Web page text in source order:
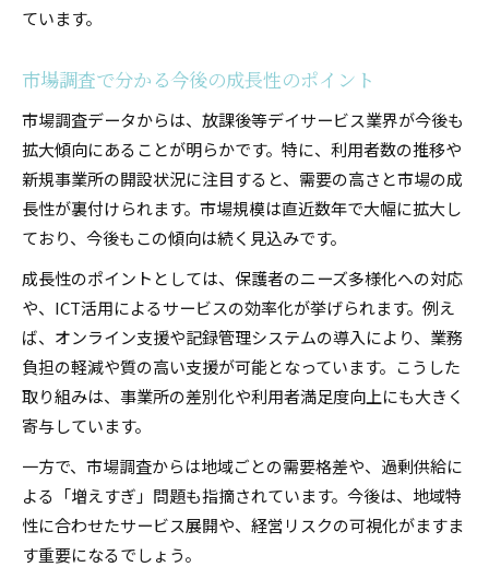
ています。
市場調査で分かる今後の成長性のポイント
市場調査データからは、放課後等デイサービス業界が今後も
拡大傾向にあることが明らかです。特に、利用者数の推移や
新規事業所の開設状況に注目すると、需要の高さと市場の成
長性が裏付けられます。市場規模は直近数年で大幅に拡大し
ており、今後もこの傾向は続く見込みです。
成長性のポイントとしては、保護者のニーズ多様化への対応
や、ICT活用によるサービスの効率化が挙げられます。例え
ば、オンライン支援や記録管理システムの導入により、業務
負担の軽減や質の高い支援が可能となっています。こうした
取り組みは、事業所の差別化や利用者満足度向上にも大きく
寄与しています。
一方で、市場調査からは地域ごとの需要格差や、過剰供給に
よる「増えすぎ」問題も指摘されています。今後は、地域特
性に合わせたサービス展開や、経営リスクの可視化がますま
す重要になるでしょう。